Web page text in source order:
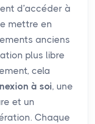
d’accéder à
mettre en
anciens
plus libre
cela
à soi, une
et un
Chaque